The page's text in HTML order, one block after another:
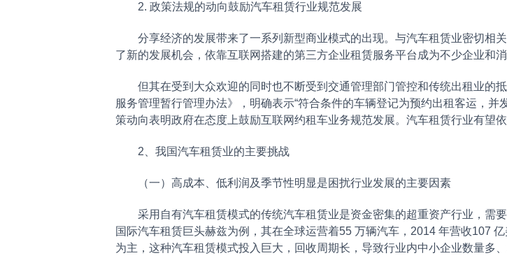
2. 政策法规的动向鼓励汽车租赁行业规范发展
分享经济的发展带来了一系列新型商业模式的出现。与汽车租赁业密切相关
了新的发展机会，依靠互联网搭建的第三方企业租赁服务平台成为不少企业和消
但其在受到大众欢迎的同时也不断受到交通管理部门管控和传统出租业的
服务管理暂行管理办法》，明确表示“符合条件的车辆登记为预约出租客运，
策动向表明政府在态度上鼓励互联网约租车业务规范发展。汽车租赁行业有望
2、我国汽车租赁业的主要挑战
（一）高成本、低利润及季节性明显是困扰行业发展的主要因素
采用自有汽车租赁模式的传统汽车租赁业是资金密集的超重资产行业，需
国际汽车租赁巨头赫兹为例，其在全球运营着55 万辆汽车，2014 年营收107
为主，这种汽车租赁模式投入巨大，回收周期长，导致行业内中小企业数量多